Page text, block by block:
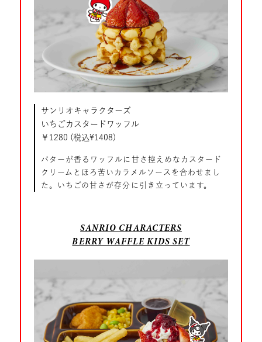
サンリオキャラクターズ
いちごカスタードワッフル
￥1280 (税込¥1408)
バターが香るワッフルに甘さ控えめなカスタード
クリームとほろ苦いカラメルソースを合わせまし
た。いちごの甘さが存分に引き立っています。
SANRIO CHARACTERS
BERRY WAFFLE KIDS SET